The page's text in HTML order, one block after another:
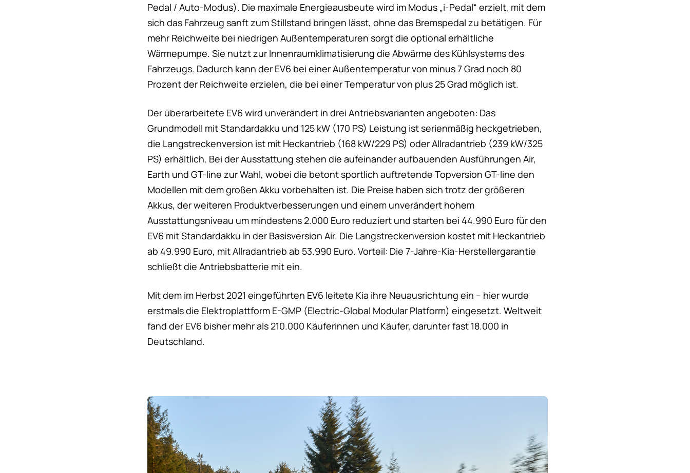
Pedal / Auto-Modus). Die maximale Energieausbeute wird im Modus „i-Pedal“ erzielt, mit dem
sich das Fahrzeug sanft zum Stillstand bringen lässt, ohne das Bremspedal zu betätigen. Für
mehr Reichweite bei niedrigen Außentemperaturen sorgt die optional erhältliche
Wärmepumpe. Sie nutzt zur Innenraumklimatisierung die Abwärme des Kühlsystems des
Fahrzeugs. Dadurch kann der EV6 bei einer Außentemperatur von minus 7 Grad noch 80
Prozent der Reichweite erzielen, die bei einer Temperatur von plus 25 Grad möglich ist.
Der überarbeitete EV6 wird unverändert in drei Antriebsvarianten angeboten: Das
Grundmodell mit Standardakku und 125 kW (170 PS) Leistung ist serienmäßig heckgetrieben,
die Langstreckenversion ist mit Heckantrieb (168 kW/229 PS) oder Allradantrieb (239 kW/325
PS) erhältlich. Bei der Ausstattung stehen die aufeinander aufbauenden Ausführungen Air,
Earth und GT-line zur Wahl, wobei die betont sportlich auftretende Topversion GT-line den
Modellen mit dem großen Akku vorbehalten ist. Die Preise haben sich trotz der größeren
Akkus, der weiteren Produktverbesserungen und einem unverändert hohem
Ausstattungsniveau um mindestens 2.000 Euro reduziert und starten bei 44.990 Euro für den
EV6 mit Standardakku in der Basisversion Air. Die Langstreckenversion kostet mit Heckantrieb
ab 49.990 Euro, mit Allradantrieb ab 53.990 Euro. Vorteil: Die 7-Jahre-Kia-Herstellergarantie
schließt die Antriebsbatterie mit ein.
Mit dem im Herbst 2021 eingeführten EV6 leitete Kia ihre Neuausrichtung ein – hier wurde
erstmals die Elektroplattform E-GMP (Electric-Global Modular Platform) eingesetzt. Weltweit
fand der EV6 bisher mehr als 210.000 Käuferinnen und Käufer, darunter fast 18.000 in
Deutschland.